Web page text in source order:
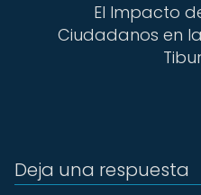
El Impacto
Ciudadanos en
Deja una respuesta